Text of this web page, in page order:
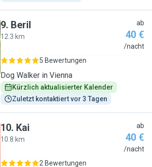
9. Beril
12.3 km
ab
40 €
/nacht
5 Bewertungen
Dog Walker in Vienna
Kürzlich aktualisierter Kalender
Zuletzt kontaktiert vor 3 Tagen
10. Kai
10.8 km
ab
40 €
/nacht
2 Bewertungen